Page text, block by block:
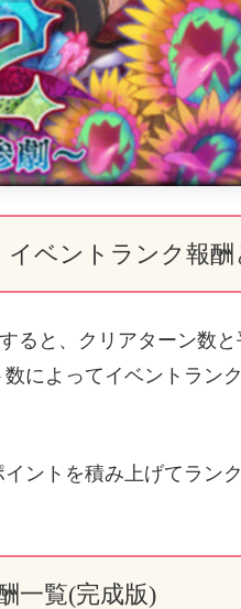
イベントランク報酬
ると、クリアターン数
によってイベントラン
ントを積み上げてラン
一覧(完成版)